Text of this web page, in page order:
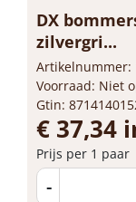
DX
zilvergri...
Artikelnummer:
Voorraad: Niet
Gtin:
€ 37,34
Prijs per 1 paar
-